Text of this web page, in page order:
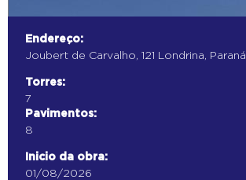
Endereço:
Joubert de Carvalho, 121 Londrina, Paraná
Torres:
7
Pavimentos:
8
Inicio da obra:
01/08/2026